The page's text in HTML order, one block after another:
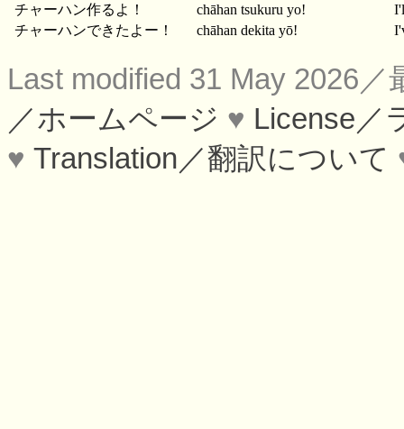
チャーハン作るよ！
chāhan tsukuru yo!
チャーハンできたよー！
chāhan dekita yō!
Last modified 31 May 2026
／ホームページ ♥ License／
♥ Translation／翻訳について